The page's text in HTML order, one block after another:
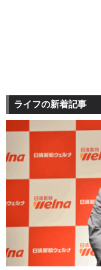
ライフの新着記事